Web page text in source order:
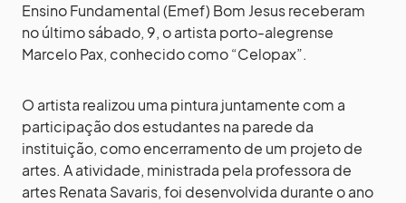
Ensino Fundamental (Emef) Bom Jesus receberam
no último sábado, 9, o artista porto-alegrense
Marcelo Pax, conhecido como “Celopax”.
O artista realizou uma pintura juntamente com a
participação dos estudantes na parede da
instituição, como encerramento de um projeto de
artes. A atividade, ministrada pela professora de
artes Renata Savaris, foi desenvolvida durante o ano